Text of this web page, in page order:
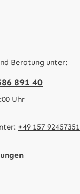
Beratung unter:
891 40
Uhr
+49 157 92457351